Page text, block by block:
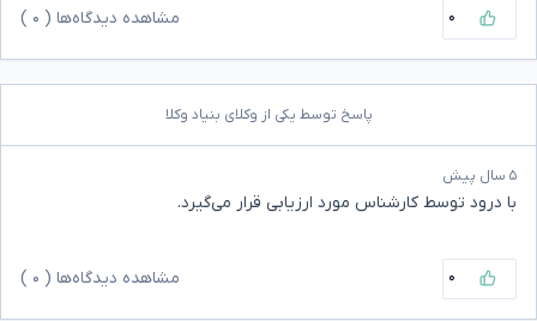
۰ مشاهده دیدگاه‌ها ( ۰
پاسخ توسط یکی از وکلای بنیاد وکلا
۵ سال پیش
با درود توسط کارشناس مورد ارزیابی قرار می‌گیرد.
۰ مشاهده دیدگاه‌ها ( ۰